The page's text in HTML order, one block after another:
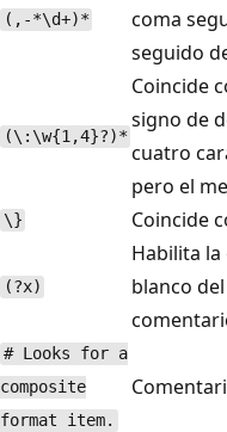
(,-*\d+)*
coma
seguido
(\:\w{1,4}?)*
Coincide
signo de
cuatro
pero el
\} Coincide
(?x)
Habilita
blanco
# Looks for a
composite
format item.